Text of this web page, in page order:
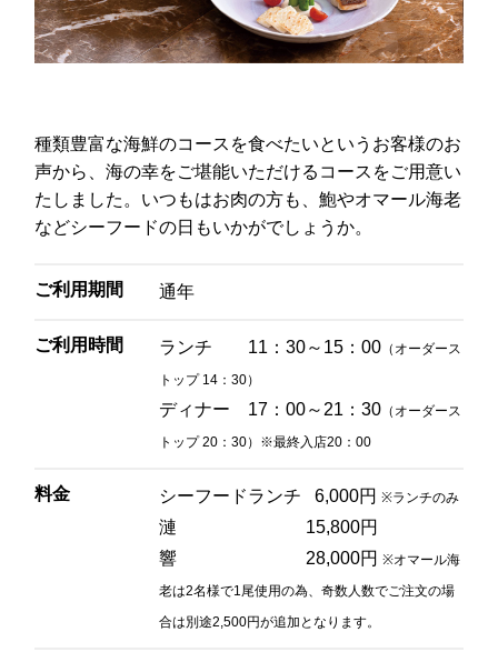
種類豊富な海鮮のコースを食べたいというお客様のお
声から、海の幸をご堪能いただけるコースをご用意い
たしました。いつもはお肉の方も、鮑やオマール海老
などシーフードの日もいかがでしょうか。
ご利用期間 通年
ご利用時間 ランチ 11：30～15：00 （オーダース
トップ 14：30）
ディナー 17：00～21：30 （オーダース
トップ 20：30）※最終入店20：00
料金 シーフードランチ 6,000円※ランチのみ
漣 15,800円
響 28,000円※オマール海
老は2名様で1尾使用の為、奇数人数でご注文の場
合は別途2,500円が追加となります。
レ・セレブリテ
TEL 092-482-1163
お席のご予約
TEL 092-482-1164
2F 鉄板焼
銀杏